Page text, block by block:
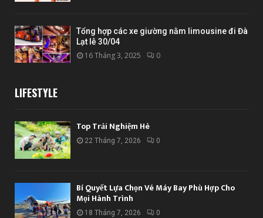
Tổng hợp các xe giường nằm limousine đi Đà
Lạt lễ 30/04
16 Tháng 3, 2025 0
LIFESTYLE
Top Trải Nghiệm Hè
22 Tháng 7, 2026 0
Bí Quyết Lựa Chọn Vé Máy Bay Phù Hợp Cho
Mọi Hành Trình
18 Tháng 7, 2026 0